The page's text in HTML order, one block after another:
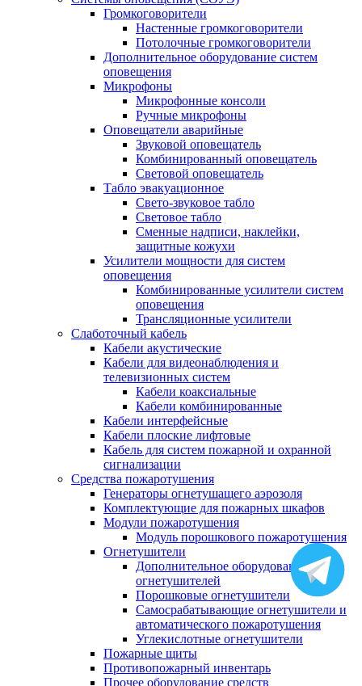
Громкоговорители
Настенные громкоговорители
Потолочные громкоговорители
Дополнительное оборудование систем
оповещения
Микрофоны
Микрофонные консоли
Ручные микрофоны
Оповещатели аварийные
Звуковой оповещатель
Комбинированный оповещатель
Световой оповещатель
Табло эвакуационное
Свето-звуковое табло
Световое табло
Сменные надписи, наклейки,
защитные кожухи
Усилители мощности для систем
оповещения
Комбинированные усилители систем
оповещения
Трансляционные усилители
Слаботочный кабель
Кабели акустические
Кабели для видеонаблюдения и
телевизионных систем
Кабели коаксиальные
Кабели комбинированные
Кабели интерфейсные
Кабели плоские лифтовые
Кабель для систем пожарной и охранной
сигнализации
Средства пожаротушения
Генераторы огнетушащего аэрозоля
Комплектующие для пожарных шкафов
Модули пожаротушения
Модуль порошкового пожаротушения
Огнетушители
Дополнительное оборудование для
огнетушителей
Порошковые огнетушители
Самосрабатывающие огнетушители и
автоматического пожаротушения
Углекислотные огнетушители
Пожарные щиты
Противопожарный инвентарь
Прочее оборудование средств